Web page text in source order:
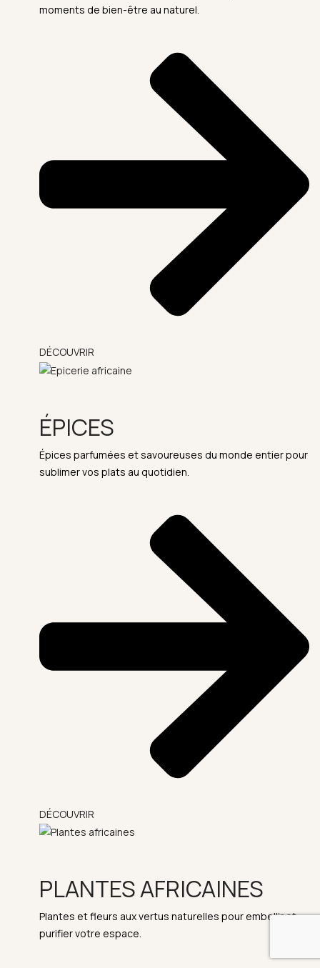
moments de bien-être au naturel.
DÉCOUVRIR
ÉPICES
Épices parfumées et savoureuses du monde entier pour
sublimer vos plats au quotidien.
DÉCOUVRIR
PLANTES AFRICAINES
Plantes et fleurs aux vertus naturelles pour embellir et
purifier votre espace.